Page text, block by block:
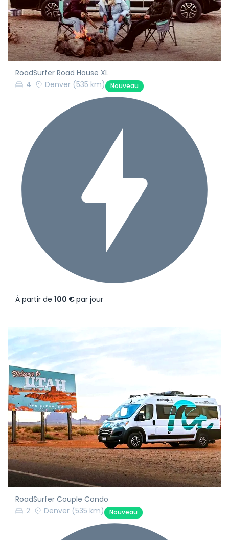
RoadSurfer Road House XL
4
Denver (535 km) Nouveau
À partir de 100 €par jour
RoadSurfer Couple Condo
2
Denver (535 km) Nouveau